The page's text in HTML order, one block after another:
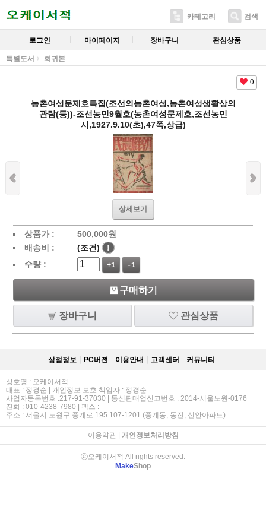
카테고리 검색
로그인 마이페이지 장바구니 관심상품
특별도서 희귀본
0
농촌여성문제호특집(조선의농촌여성,농촌여성생활상의
관람(등))-조선농민9월호(농촌여성문제호,조선농민
시,1927.9.10(초),47쪽,상급)
상세보기
상품가 : 500,000원
배송비 :
(조건)
!
수량 :
+1 -1
구매하기
장바구니 관심상품
상점정보 PC버젼 이용안내 고객센터 커뮤니티
상호명 : 오케이서적
대표 : 정경순 | 개인정보 보호 책임자 : 정경순
사업자등록번호 :217-91-37030 | 통신판매업신고번호 : 2014-서울노원-0176
전화 : 010-4238-7980 | 팩스 :
주소 : 서울시 노원구 중계로 195 107-1201 (중계동, 동진, 신안아파트)
이용약관| 개인정보처리방침
ⓒ오케이서적 All rights reserved.
MakeShop